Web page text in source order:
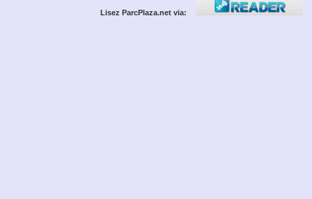
Lisez ParcPlaza.net via: